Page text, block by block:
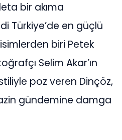
bir akıma
Türkiye’de en güçlü
biri Petek
Selim Akar’ın
poz veren Dinçöz,
gündemine damga